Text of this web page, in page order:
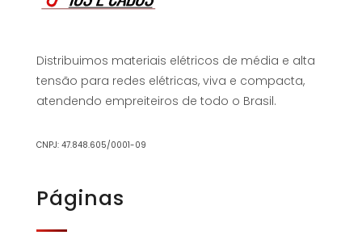
Distribuimos materiais elétricos de média e alta
tensão para redes elétricas, viva e compacta,
atendendo empreiteiros de todo o Brasil.
CNPJ: 47.848.605/0001-09
Páginas